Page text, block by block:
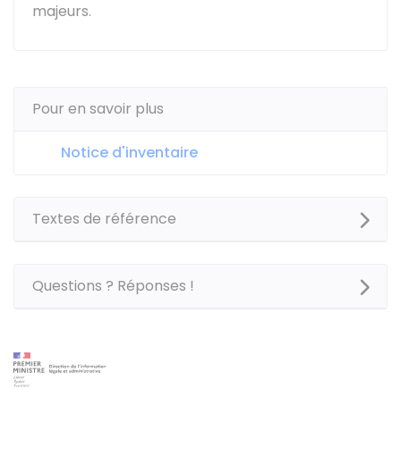
majeurs.
Pour en savoir plus
Notice d'inventaire
Textes de référence
Questions ? Réponses !